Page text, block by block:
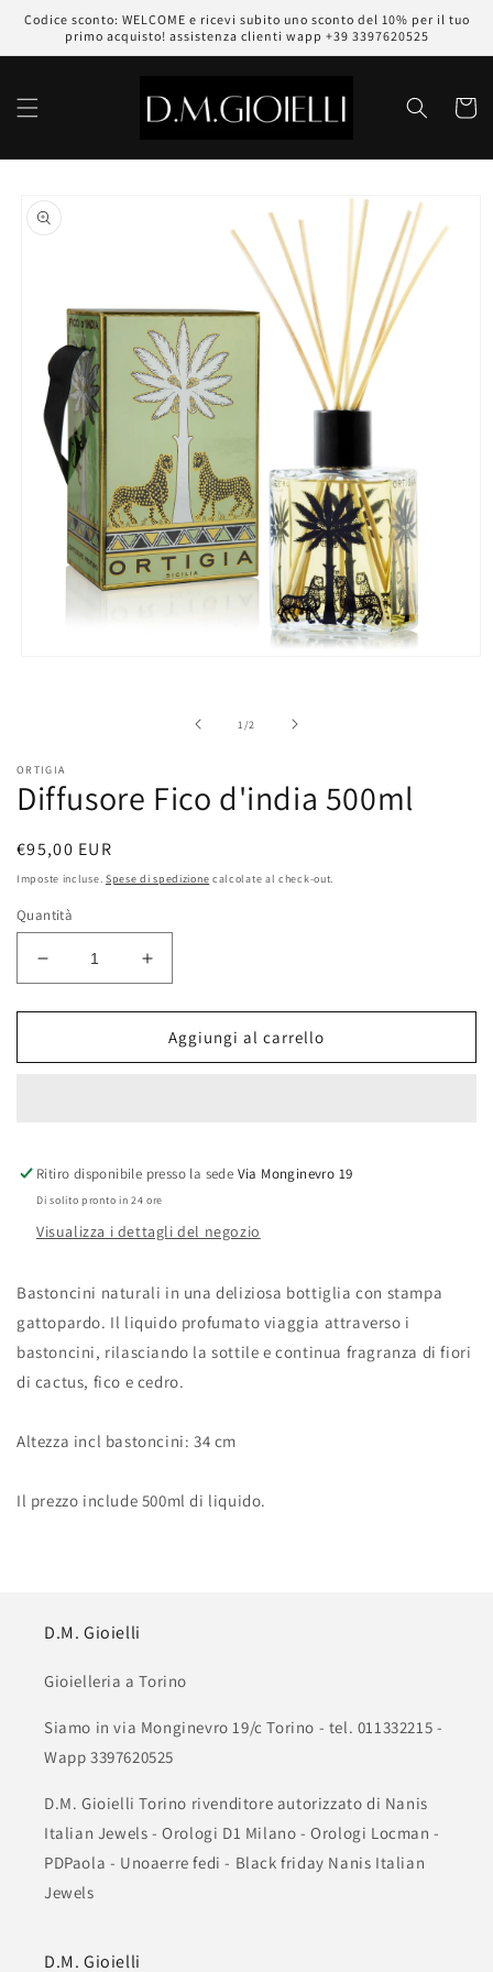
direttamente
ai contenuti
Codice sconto: WELCOME e ricevi subito uno sconto del 10% per il tuo
primo acquisto! assistenza clienti wapp +39 3397620525
Carrello
informazioni
sul prodotto
modale
1/su2
ORTIGIA
Diffusore Fico d'india 500ml
Prezzo
di
€95,00 EUR
Imposte incluse. Spese di spedizione calcolate al check-out.
Quantità
Diminuisci
quantità
per
Fico
Aumenta
quantità
per
Diffusore
Fico
Aggiungi al carrello
Ritiro disponibile presso la sede Via Monginevro 19
Di solito pronto in 24 ore
Visualizza i dettagli del negozio
Bastoncini naturali in una deliziosa bottiglia con stampa
gattopardo. Il liquido profumato viaggia attraverso i
bastoncini, rilasciando la sottile e continua fragranza di fiori
di cactus, fico e cedro.
Altezza incl bastoncini: 34 cm
Il prezzo include 500ml di liquido.
D.M. Gioielli
Gioielleria a Torino
Siamo in via Monginevro 19/c Torino - tel. 011332215 -
Wapp 3397620525
D.M. Gioielli Torino rivenditore autorizzato di Nanis
Italian Jewels - Orologi D1 Milano - Orologi Locman -
PDPaola - Unoaerre fedi - Black friday Nanis Italian
Jewels
D.M. Gioielli